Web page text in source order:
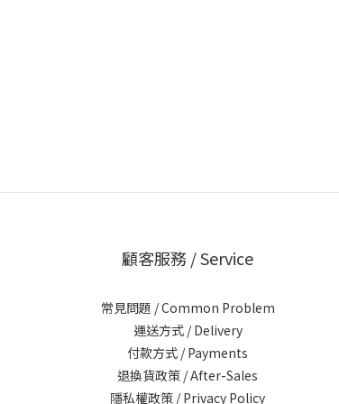
顧客服務 / Service
常見問題 / Common Problem
運送方式 / Delivery
付款方式 / Payments
退換貨政策 / After-Sales
隱私權政策 / Privacy Policy